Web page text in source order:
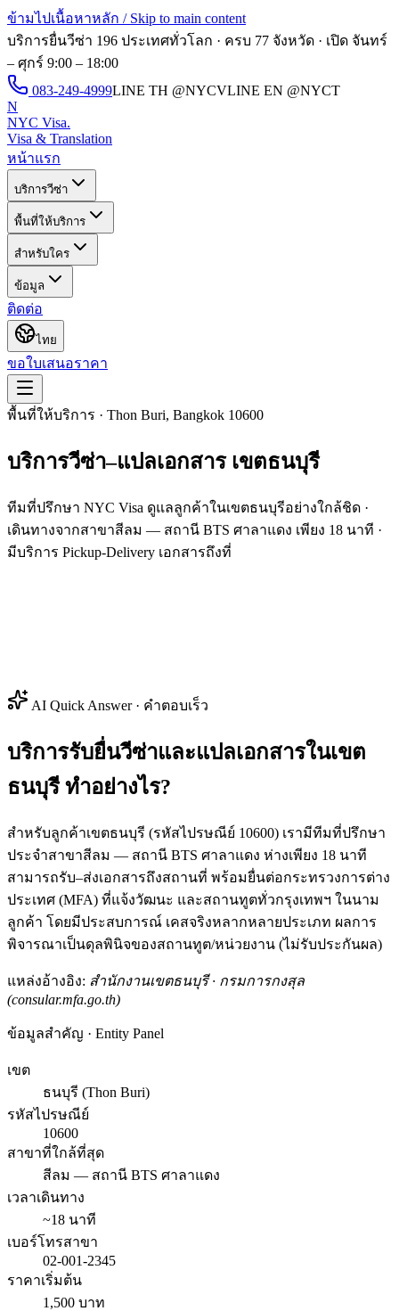
ข้ามไปเนื้อหาหลัก / Skip to main content
บริการยื่นวีซ่า 196 ประเทศทั่วโลก · ครบ 77 จังหวัด · เปิด จันทร์
– ศุกร์ 9:00 – 18:00
083-249-4999LINE TH @NYCVLINE EN @NYCT
N
NYC Visa.
Visa & Translation
หน้าแรก
บริการวีซ่า
พื้นที่ให้บริการ
สำหรับใคร
ข้อมูล
ติดต่อ
ไทย
ขอใบเสนอราคา
พื้นที่ให้บริการ · Thon Buri, Bangkok 10600
บริการวีซ่า–แปลเอกสาร เขตธนบุรี
ทีมที่ปรึกษา NYC Visa ดูแลลูกค้าในเขตธนบุรีอย่างใกล้ชิด ·
เดินทางจากสาขาสีลม — สถานี BTS ศาลาแดง เพียง 18 นาที ·
มีบริการ Pickup-Delivery เอกสารถึงที่
AI Quick Answer · คำตอบเร็ว
บริการรับยื่นวีซ่าและแปลเอกสารในเขต
ธนบุรี ทำอย่างไร?
สำหรับลูกค้าเขตธนบุรี (รหัสไปรษณีย์ 10600) เรามีทีมที่ปรึกษา
ประจำสาขาสีลม — สถานี BTS ศาลาแดง ห่างเพียง 18 นาที
สามารถรับ–ส่งเอกสารถึงสถานที่ พร้อมยื่นต่อกระทรวงการต่าง
ประเทศ (MFA) ที่แจ้งวัฒนะ และสถานทูตทั่วกรุงเทพฯ ในนาม
ลูกค้า โดยมีประสบการณ์ เคสจริงหลากหลายประเภท ผลการ
พิจารณาเป็นดุลพินิจของสถานทูต/หน่วยงาน (ไม่รับประกันผล)
แหล่งอ้างอิง: สำนักงานเขตธนบุรี · กรมการกงสุล
(consular.mfa.go.th)
ข้อมูลสำคัญ · Entity Panel
เขต
ธนบุรี (Thon Buri)
รหัสไปรษณีย์
10600
สาขาที่ใกล้ที่สุด
สีลม — สถานี BTS ศาลาแดง
เวลาเดินทาง
~18 นาที
เบอร์โทรสาขา
02-001-2345
ราคาเริ่มต้น
1,500 บาท